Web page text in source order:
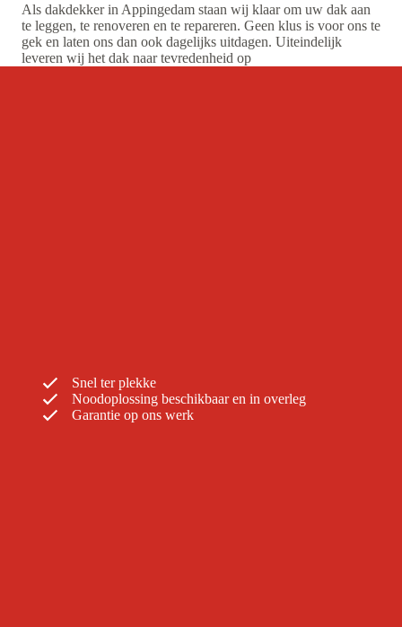
Als dakdekker in Appingedam staan wij klaar om uw dak aan
te leggen, te renoveren en te repareren. Geen klus is voor ons te
gek en laten ons dan ook dagelijks uitdagen. Uiteindelijk
leveren wij het dak naar tevredenheid op
Snel ter plekke
Noodoplossing beschikbaar en in overleg
Garantie op ons werk